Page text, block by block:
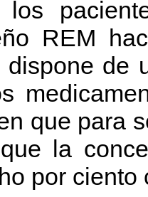
los
REM
de
que para
la
por